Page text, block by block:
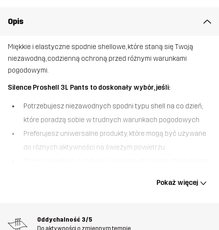
Opis
Miękkie i elastyczne spodnie shellowe, które staną się Twoją
niezawodną, codzienną ochroną przed różnymi warunkami
pogodowymi.
Silence Proshell 3L Pants to doskonały wybór, jeśli:
Potrzebujesz niezawodnych spodni typu shell na co dzień,
które poradzą sobie w trudnych warunkach pogodowych
Preferujesz uniwersalne produkty, które mogą być używane
do różnych aktywności na świeżym powietrzu
ochrony przed warunkami atmosferycznymi i wysokiego komfortu.
Te 3-warstwowe spodnie są wykonane z materiału
Pokaż więcej
Oddychalność 3/5
Do aktywności o zmiennym tempie